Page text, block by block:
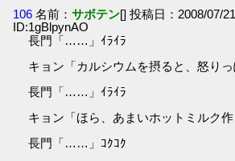
106 名前：サボテン[] 投稿日：2008/07/
ID:1gBlpynAO
長門「……」ｲﾗｲﾗ
キョン「カルシウムを摂ると、怒りっ
長門「……」ｲﾗｲﾗ
キョン「ほら、あまいホットミルク作
長門「……」ｺｸｺｸ